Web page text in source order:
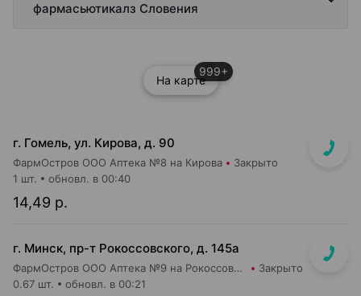
фармасьютикалз Словения
На карте
999+
г. Гомель, ул. Кирова, д. 90
ФармОстров ООО Аптека №8 на Кирова Закрыто
14,49 р.
1 шт. обновл. в 00:40
г. Минск, пр-т Рокоссовского, д. 145а
ФармОстров ООО Аптека №9 на Рокоссовского Закрыто
0.67 шт. обновл. в 00:21